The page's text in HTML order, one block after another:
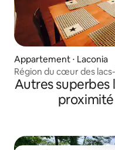
Appartement ⋅ Laconia
Région du cœur des
Autres superbes
proximité